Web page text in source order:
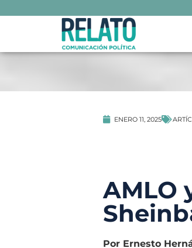
ENERO 11, 2025
AMLO
Por Ernesto